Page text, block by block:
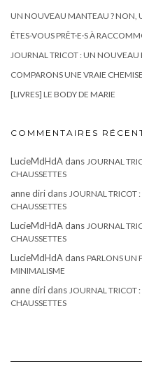
UN NOUVEAU MANTEAU ? NON,
ÊTES-VOUS PRÊT·E·S À
JOURNAL TRICOT : UN NOUVEAU
COMPARONS UNE VRAIE
[LIVRES] LE BODY DE MARIE
COMMENTAIRES
LucieMdHdAdans JOURNAL
CHAUSSETTES
anne diridans JOURNAL TRICOT :
CHAUSSETTES
LucieMdHdAdans JOURNAL
CHAUSSETTES
LucieMdHdAdans PARLONS UN
MINIMALISME
anne diridans JOURNAL TRICOT :
CHAUSSETTES